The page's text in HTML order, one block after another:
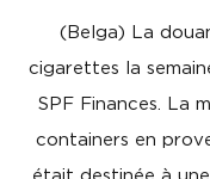
(Belga) La
cigarettes la
SPF Finances. La
containers en